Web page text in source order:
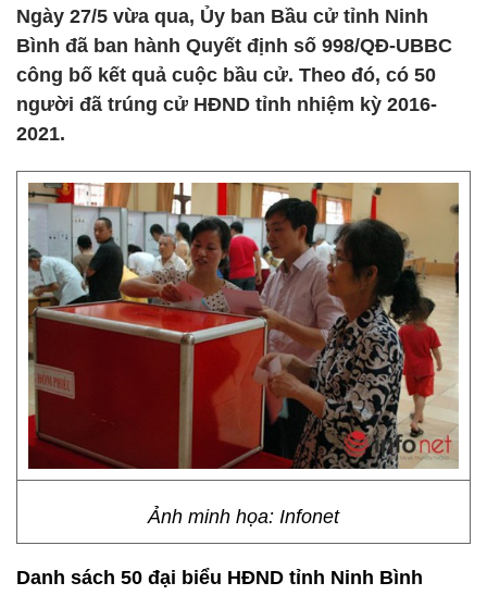
Ngày 27/5 vừa qua, Ủy ban Bầu cử tỉnh Ninh
Bình đã ban hành Quyết định số 998/QĐ-UBBC
công bố kết quả cuộc bầu cử. Theo đó, có 50
người đã trúng cử HĐND tỉnh nhiệm kỳ 2016-
2021.
Ảnh minh họa: Infonet
Danh sách 50 đại biểu HĐND tỉnh Ninh Bình